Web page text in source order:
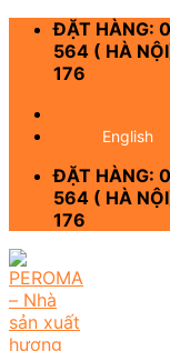
Skip
content
ĐẶT HÀNG:
564 ( HÀ
176
English
ĐẶT HÀNG:
564 ( HÀ
176